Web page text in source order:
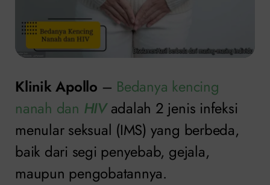
Klinik Apollo – Bedanya kencing
nanah dan HIVadalah 2 jenis infeksi
menular seksual (IMS) yang berbeda,
baik dari segi penyebab, gejala,
maupun pengobatannya.